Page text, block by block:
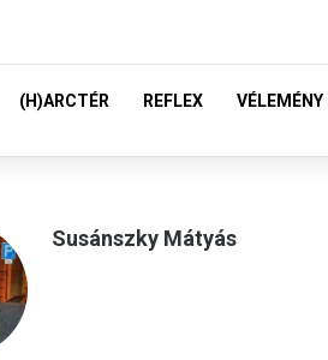
(H)ARCTÉR REFLEX VÉLEMÉNY
Susánszky Mátyás